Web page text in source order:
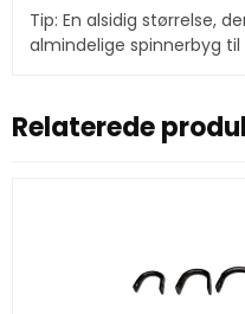
Tip: En alsidig størrelse,
almindelige spinnerbyg
Relaterede